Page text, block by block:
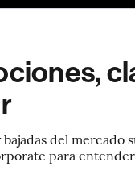
del
para